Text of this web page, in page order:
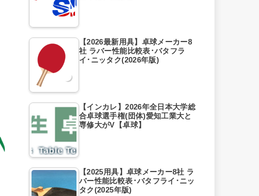
【2026最新用具】卓球メーカー8
社 ラバー性能比較表･バタフラ
イ･ニッタク(2026年版)
【インカレ】2026年全日本大学総
合卓球選手権(団体)愛知工業大と
専修大がV【卓球】
【2025用具】卓球メーカー8社 ラ
バー性能比較表･バタフライ･ニッ
タク(2025年版)